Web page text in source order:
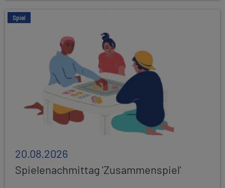
Spiel
20.08.2026
Spielenachmittag 'Zusammenspiel'